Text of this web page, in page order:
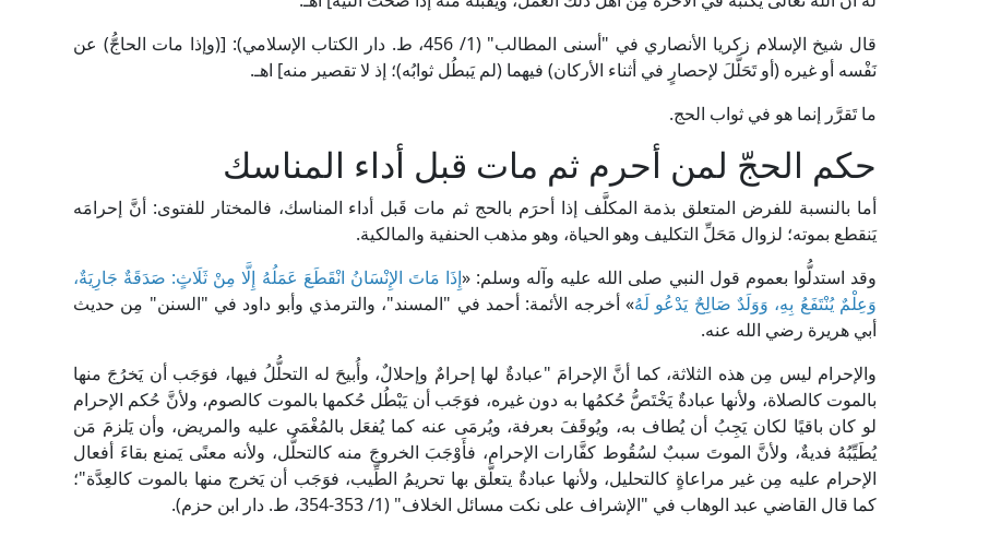
قال شيخ الإسلام زكريا الأنصاري في "أسنى المطالب" (1/ 456، ط. دار الكتاب الإسلامي): [(وإذا مات الحاجُّ) عن
نَفْسه أو غيره (أو تَحَلَّلَ لإحصارٍ في أثناء الأركان) فيهما (لم يَبطُل ثوابُه)؛ إذ لا تقصير منه] اهـ.
ما تَقرَّر إنما هو في ثواب الحج.
حكم الحجّ لمن أحرم ثم مات قبل أداء المناسك
أما بالنسبة للفرض المتعلق بذمة المكلَّف إذا أحرَم بالحج ثم مات قَبل أداء المناسك، فالمختار للفتوى: أنَّ إحرامَه
يَنقطع بموته؛ لزوال مَحَلِّ التكليف وهو الحياة، وهو مذهب الحنفية والمالكية.
وقد استدلُّوا بعموم قول النبي صلى الله عليه وآله وسلم: «إِذَا مَاتَ الإِنْسَانُ انْقَطَعَ عَمَلُهُ إِلَّا مِنْ ثَلَاثٍ: صَدَقَةٌ جَارِيَةٌ،
وَعِلْمٌ يُنْتَفَعُ بِهِ، وَوَلَدٌ صَالِحٌ يَدْعُو لَهُ» أخرجه الأئمة: أحمد في "المسند"، والترمذي وأبو داود في "السنن" مِن حديث
أبي هريرة رضي الله عنه.
والإحرام ليس مِن هذه الثلاثة، كما أنَّ الإحرامَ "عبادةٌ لها إحرامٌ وإحلالٌ، وأُبيحَ له التحلُّلُ فيها، فوَجَب أن يَخرُجَ منها
بالموت كالصلاة، ولأنها عبادةٌ يَخْتَصُّ حُكمُها به دون غيره، فوَجَب أن يَبْطُل حُكمها بالموت كالصوم، ولأنَّ حُكم الإحرام
لو كان باقيًا لكان يَجِبُ أن يُطاف به، ويُوقَفَ بعرفة، ويُرمَى عنه كما يُفعَل بالمُغْمَى عليه والمريض، وأن يَلزمَ مَن
يُطَيِّبُهُ فديةٌ، ولأنَّ الموتَ سببٌ لسُقُوط كفَّارات الإحرام، فأَوْجَبَ الخروجَ منه كالتحلُّل، ولأنه معنًى يَمنع بقاءَ أفعال
الإحرام عليه مِن غير مراعاةٍ كالتحليل، ولأنها عبادةٌ يتعلَّق بها تحريمُ الطِّيب، فوَجَب أن يَخرج منها بالموت كالعِدَّة"؛
كما قال القاضي عبد الوهاب في "الإشراف على نكت مسائل الخلاف" (1/ 353-354، ط. دار ابن حزم).